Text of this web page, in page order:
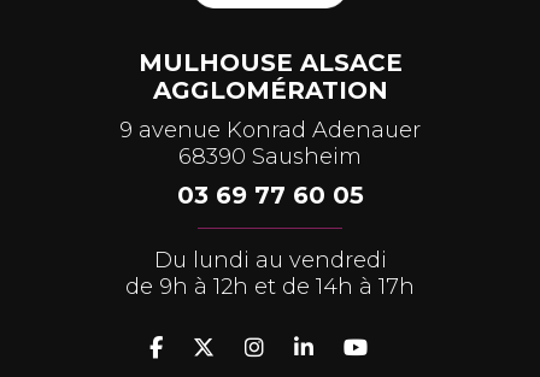
MULHOUSE ALSACE
AGGLOMÉRATION
9 avenue Konrad Adenauer
68390 Sausheim
03 69 77 60 05
Du lundi au vendredi
de 9h à 12h et de 14h à 17h